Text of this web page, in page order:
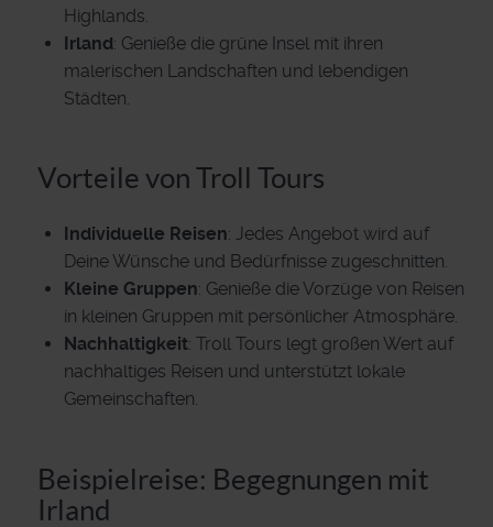
Highlands.
Irland: Genieße die grüne Insel mit ihren
malerischen Landschaften und lebendigen
Städten.
Vorteile von Troll Tours
Individuelle Reisen: Jedes Angebot wird auf
Deine Wünsche und Bedürfnisse zugeschnitten.
Kleine Gruppen: Genieße die Vorzüge von Reisen
in kleinen Gruppen mit persönlicher Atmosphäre.
Nachhaltigkeit: Troll Tours legt großen Wert auf
nachhaltiges Reisen und unterstützt lokale
Gemeinschaften.
Beispielreise: Begegnungen mit
Irland